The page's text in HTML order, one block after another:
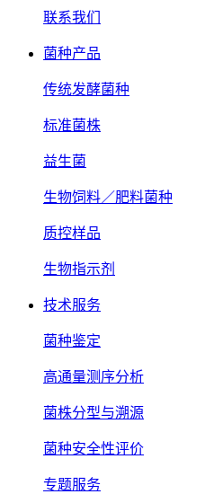
联系我们
菌种产品
传统发酵菌种
标准菌株
益生菌
生物饲料／肥料菌种
质控样品
生物指示剂
技术服务
菌种鉴定
高通量测序分析
菌株分型与溯源
菌种安全性评价
专题服务